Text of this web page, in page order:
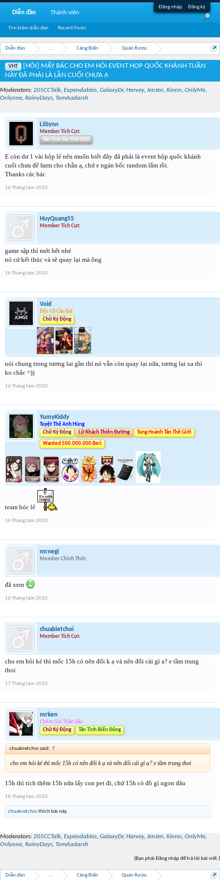
Đăng nhập Đăng ký
Diễn đàn ... Cảng Biển Quán Rượu
VHT
[HỎI] MẤY BÁC CHO EM HỎI EVENT HỘP QUỐC KHÁNH TUẦN
NÀY ĐÃ PHẢI LÀ LẦN CUỐI CHƯA Ạ
Moderators: 205CCTalk, Expendables, GalaxyDr, Harvey, JenJen, Kinnn, OnlyMe,
Onlyone, RainyDays, TomAadarsh
LiiSynn
Member Tích Cực
Tân Tinh Tân Thế Giới
E còn dư 1 vài hộp lẻ nên muốn biết đây đã phải là event hộp quốc khánh
cuối chưa để farm cho chẵn ạ, chứ e ngán bốc random lắm rồi.
Thanks các bác
16 Tháng tám 2020
HuyQuang55
Member Tích Cực
game sập thì mới hết nhé
nó cứ kết thúc và sẽ quay lại mà ông
16 Tháng tám 2020
Void
Độc Cô Cầu Bại
Chữ Ký Động
nói chung trong tương lai gần thì nó vẫn còn quay lại nữa, tương lai xa thì
ko chắc =))
16 Tháng tám 2020
YumyKiddy
Tuyệt Thế Anh Hùng
Chữ Ký Động
Lữ Khách Thiên Đường Tung Hoành Tân Thế Giới
Wanted 500.000.000 Beri
team bóc lẻ
16 Tháng tám 2020
mrnegi
Member Chính Thức
đã xem
16 Tháng tám 2020
chuabietchoi
Member Tích Cực
cho em hỏi ké thì mốc 15h có nên đổi k ạ và nên đổi cái gì ạ? e tầm trung
thoi
17 Tháng tám 2020
mrken
Chém Gió Thần Sầu
Chữ Ký Động
Tân Tinh Biển Đông
chuabietchoi said: ↑
cho em hỏi ké thì mốc 15h có nên đổi k ạ và nên đổi cái gì ạ? e tầm trung thoi
15h thì tích thêm 15h nữa lấy con pet đi, chứ 15h có đồ gì ngon đâu
18 Tháng tám 2020
chuabietchoi thích bài này.
Moderators: 205CCTalk, Expendables, GalaxyDr, Harvey, JenJen, Kinnn, OnlyMe,
Onlyone, RainyDays, TomAadarsh
(Bạn phải Đăng nhập để trả lời bài viết.)
Diễn đàn ... Cảng Biển Quán Rượu
Diễn đàn
Tìm kiếm diễn đàn Recent Posts
Thành viên